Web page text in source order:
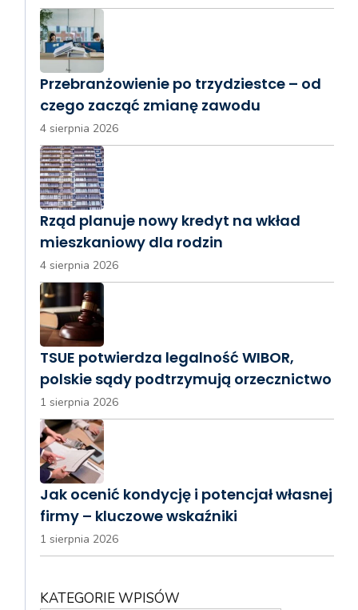
Przebranżowienie po trzydziestce – od
czego zacząć zmianę zawodu
4 sierpnia 2026
Rząd planuje nowy kredyt na wkład
mieszkaniowy dla rodzin
4 sierpnia 2026
TSUE potwierdza legalność WIBOR,
polskie sądy podtrzymują orzecznictwo
1 sierpnia 2026
Jak ocenić kondycję i potencjał własnej
firmy – kluczowe wskaźniki
1 sierpnia 2026
KATEGORIE WPISÓW